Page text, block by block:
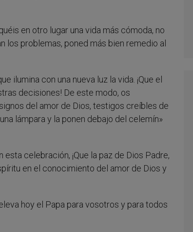
en otro lugar una vida más cómoda, no
los problemas, poned más bien remedio al
ilumina con una nueva luz la vida. ¡Que el
decisiones! De este modo, os
del amor de Dios, testigos creíbles de
lámpara y la ponen debajo del celemín»
celebración, ¡Que la paz de Dios Padre,
en el conocimiento del amor de Dios y
hoy el Papa para vosotros y para todos